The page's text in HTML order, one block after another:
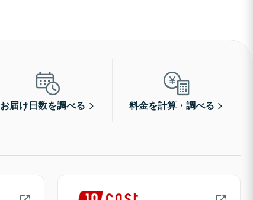
お届け日数を調べる 料金を計算・調べる